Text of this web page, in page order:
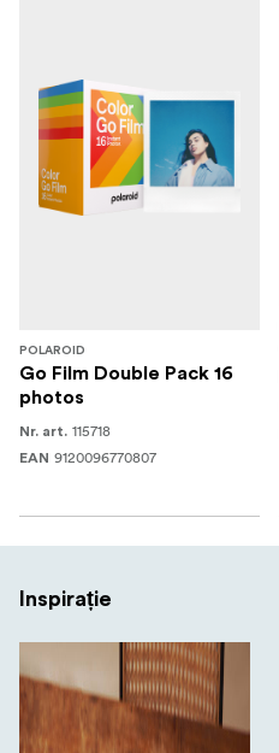
POLAROID
Go Film Double Pack 16
photos
Nr. art. 115718
EAN 9120096770807
Inspirație